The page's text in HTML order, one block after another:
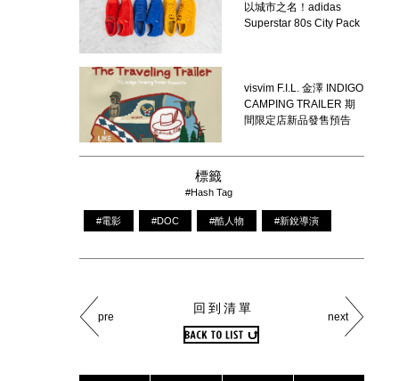
以城市之名！adidas
Superstar 80s City Pack
visvim F.I.L. 金澤 INDIGO
CAMPING TRAILER 期
間限定店新品發售預告
標籤
#Hash Tag
#電影 #DOC #酷人物 #新銳導演
pre next
回到清單